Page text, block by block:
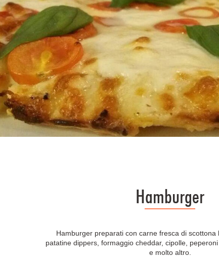
Hamburger
Hamburger preparati con carne fresca di scottona
patatine dippers, formaggio cheddar, cipolle,
e molto altro.